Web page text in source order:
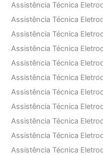
Assistência Técnica
Assistência Técnica
Assistência Técnica
Assistência Técnica
Assistência Técnica
Assistência Técnica
Assistência Técnica
Assistência Técnica
Assistência Técnica
Assistência Técnica
Assistência Técnica